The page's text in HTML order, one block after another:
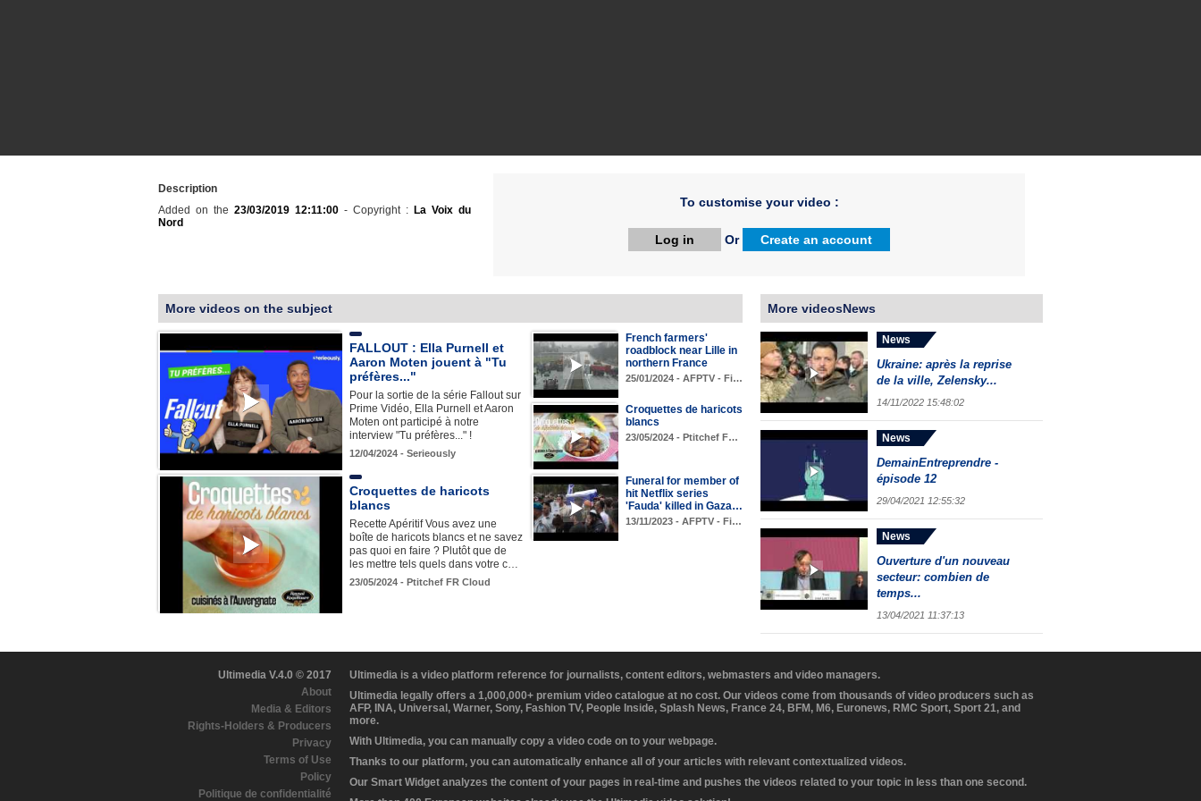
Description
Added on the 23/03/2019 12:11:00 - Copyright : La Voix du
Nord
To customise your video :
Log in Or Create an account
More videos on the subject
FALLOUT : Ella Purnell et
Aaron Moten jouent à "Tu
préfères..."
Pour la sortie de la série Fallout sur
Prime Vidéo, Ella Purnell et Aaron
Moten ont participé à notre
interview "Tu préfères..." !
12/04/2024 - Serieously
French farmers'
roadblock near Lille in
northern France
25/01/2024 - AFPTV - Fi…
Croquettes de haricots
blancs
23/05/2024 - Ptitchef F…
Croquettes de haricots
blancs
Recette Apéritif Vous avez une
boîte de haricots blancs et ne savez
pas quoi en faire ? Plutôt que de
les mettre tels quels dans votre c…
23/05/2024 - Ptitchef FR Cloud
Funeral for member of
hit Netflix series
'Fauda' killed in Gaza…
13/11/2023 - AFPTV - Fi…
More videosNews
News
Ukraine: après la reprise
de la ville, Zelensky...
14/11/2022 15:48:02
News
DemainEntreprendre -
épisode 12
29/04/2021 12:55:32
News
Ouverture d'un nouveau
secteur: combien de
temps...
13/04/2021 11:37:13
Ultimedia V.4.0 © 2017
About
Media & Editors
Rights-Holders & Producers
Privacy
Terms of Use
Policy
Politique de confidentialité
Ultimedia is a video platform reference for journalists, content editors, webmasters and video managers.
Ultimedia legally offers a 1,000,000+ premium video catalogue at no cost. Our videos come from thousands of video producers such as
AFP, INA, Universal, Warner, Sony, Fashion TV, People Inside, Splash News, France 24, BFM, M6, Euronews, RMC Sport, Sport 21, and
more.
With Ultimedia, you can manually copy a video code on to your webpage.
Thanks to our platform, you can automatically enhance all of your articles with relevant contextualized videos.
Our Smart Widget analyzes the content of your pages in real-time and pushes the videos related to your topic in less than one second.